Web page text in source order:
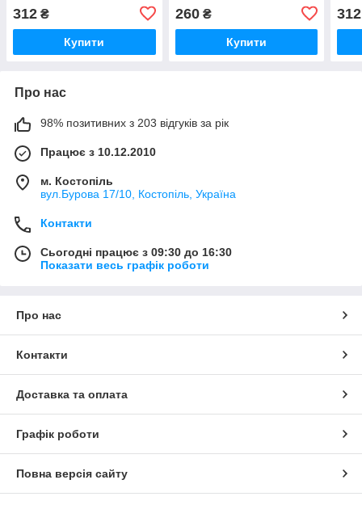
312 ₴
Купити
260₴
Купити
312
Про нас
98% позитивних з 203 відгуків за рік
Працює з 10.12.2010
м. Костопіль
вул.Бурова 17/10, Костопіль, Україна
Контакти
Сьогодні працює з 09:30 до 16:30
Показати весь графік роботи
Про нас
Контакти
Доставка та оплата
Графік роботи
Повна версія сайту